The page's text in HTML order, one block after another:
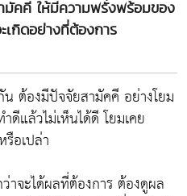
คคี ให้มีความพรั่งพร้อมของ
กิดอย่างที่ต้องการ
ต้องมีปัจจัยสามัคคี อย่างโยม
แล้วไม่เห็นได้ดี โยมเคย
อเปล่า
าจะได้ผลที่ต้องการ ต้องดูผล